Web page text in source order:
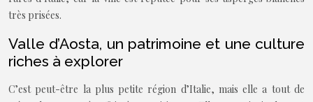
très prisées.
Valle d’Aosta, un patrimoine et une culture
riches à explorer
C’est peut-être la plus petite région d’Italie, mais elle a tout de